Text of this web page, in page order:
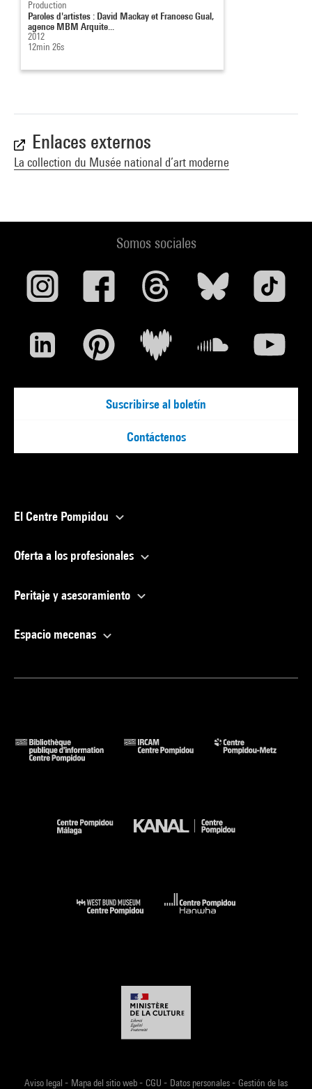
Production
Paroles d'artistes : David Mackay et Francesc Gual,
agence MBM Arquite...
2012
12min 26s
Enlaces externos
La collection du Musée national d’art moderne
Somos sociales
Suscribirse al boletín
Contáctenos
El Centre Pompidou
Oferta a los profesionales
Peritaje y asesoramiento
Espacio mecenas
Aviso legal - Mapa del sitio web- CGU - Datos personales- Gestión de las